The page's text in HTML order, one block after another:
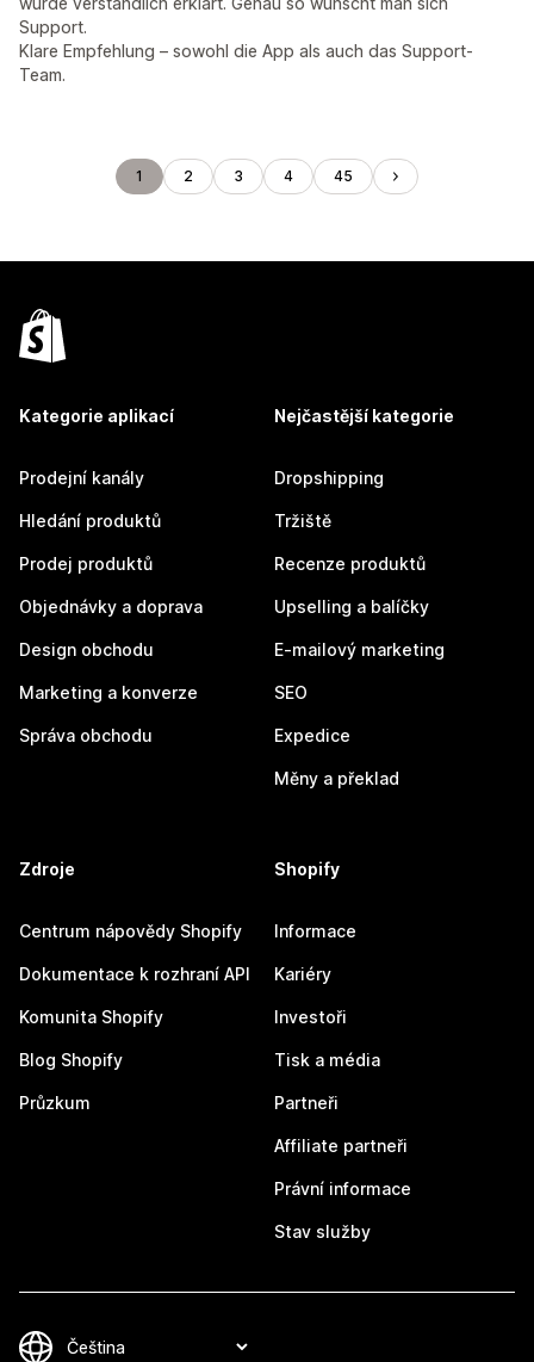
Support.
Klare Empfehlung – sowohl die App als auch das Support-
Team.
1 2 3 4 45
Kategorie aplikací
Prodejní kanály
Hledání produktů
Prodej produktů
Objednávky a doprava
Design obchodu
Marketing a konverze
Správa obchodu
Nejčastější kategorie
Dropshipping
Tržiště
Recenze produktů
Upselling a balíčky
E-mailový marketing
SEO
Expedice
Měny a překlad
Zdroje
Centrum nápovědy Shopify
Dokumentace k rozhraní API
Komunita Shopify
Blog Shopify
Průzkum
Shopify
Informace
Kariéry
Investoři
Tisk a média
Partneři
Affiliate partneři
Právní informace
Stav služby